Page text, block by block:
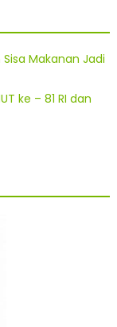
Sisa Makanan Jadi
ke – 81 RI dan